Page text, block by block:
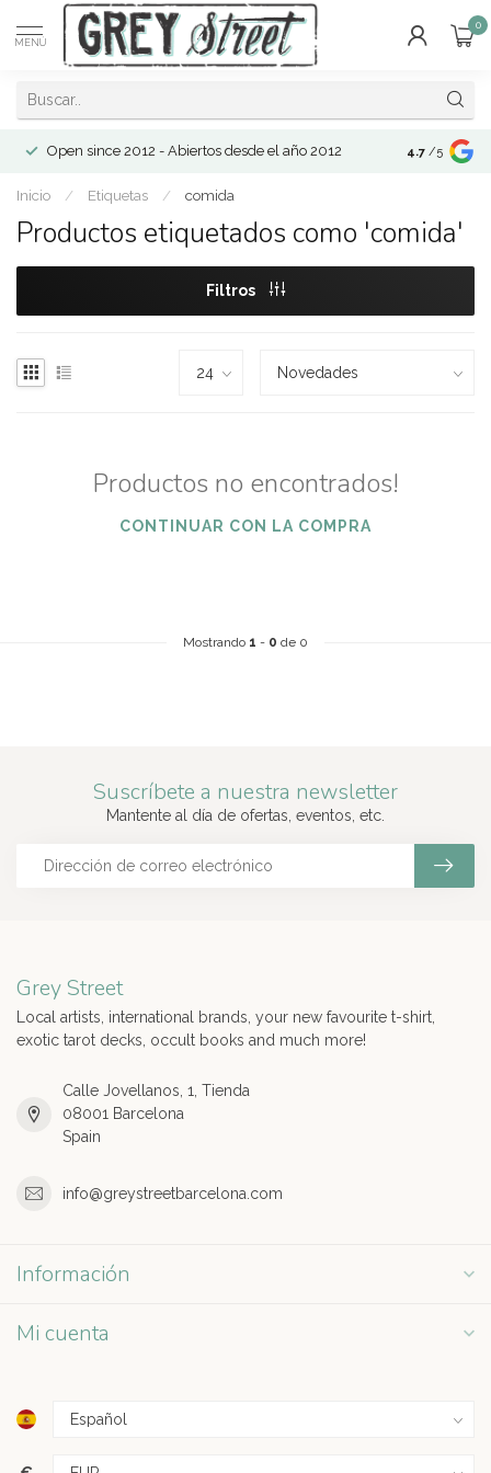
MENÚ
0
Open since 2012 - Abiertos desde el año 2012 4.7 /5
Inicio / Etiquetas / comida
Productos etiquetados como 'comida'
Filtros
Productos no encontrados!
CONTINUAR CON LA COMPRA
Mostrando 1 - 0 de 0
Suscríbete a nuestra newsletter
Mantente al día de ofertas, eventos, etc.
Grey Street
Local artists, international brands, your new favourite t-shirt,
exotic tarot decks, occult books and much more!
Calle Jovellanos, 1, Tienda
08001 Barcelona
Spain
info@greystreetbarcelona.com
Información
Mi cuenta